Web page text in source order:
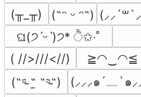
(╥_╥)
(˶ᵔ ᵕ ᵔ˶)
ଘ(੭ˊᵕˋ)੭* ੈ✩‧˚
( //>///<//)
≧◠‿◠≦
(˵ᵕ̴᷄ ˶̫ ˶ᵕ̴᷅˵)
(⸝⸝⸝๑´﹏`๑